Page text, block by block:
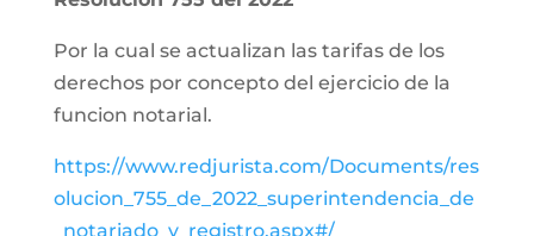
Por la cual se actualizan las tarifas de los
derechos por concepto del ejercicio de la
funcion notarial.
https://www.redjurista.com/Documents/res
olucion_755_de_2022_superintendencia_de
_notariado_y_registro.aspx#/